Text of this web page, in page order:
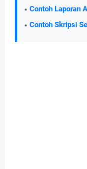
Contoh Laporan
Contoh Skripsi